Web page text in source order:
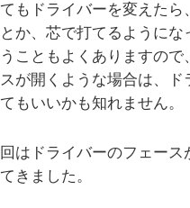
もドライバーを変えたら
か、芯で打てるようにな
こともよくありますので
が開くような場合は、ド
もいいかも知れません。
はドライバーのフェース
きました。